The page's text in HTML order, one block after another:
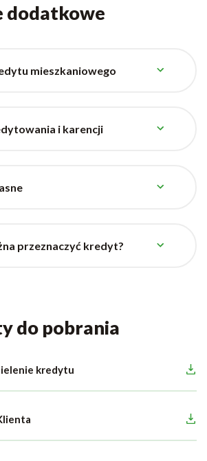
dodatkowe
mieszkaniowego
i karencji
przeznaczyć kredyt?
do pobrania
kredytu